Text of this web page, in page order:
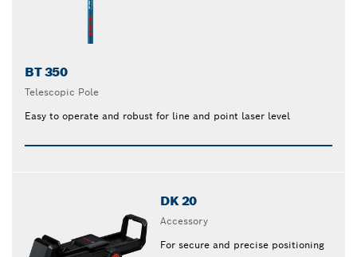
BT 350
Telescopic Pole
Easy to operate and robust for line and point laser level
DK 20
Accessory
For secure and precise positioning